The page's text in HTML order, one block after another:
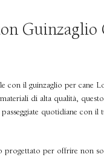
Guinzaglio
con il guinzaglio per cane
di alta qualità,
quotidiane con il
progettato per offrire non